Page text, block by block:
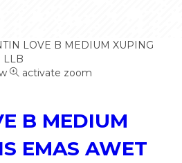
LOVE B MEDIUM XUPING
LLB
activate zoom
B MEDIUM
EMAS AWET